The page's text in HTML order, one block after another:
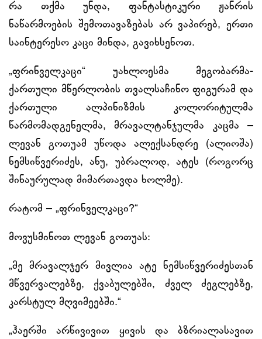
რა თქმა უნდა, ფანტასტიკური ჟანრის
ნაწარმოების შემოთავაზებას არ ვაპირებ, ერთი
საინტერესო კაცი მინდა, გავიხსენოთ.
„ფრინველკაცი“ უახლოესმა მეგობარმა-
ქართული მწერლობის თვალსაჩინო ფიგურამ და
ქართული ალპინიზმის კოლორიტულმა
წარმომადგენელმა, მრავალტანჯულმა კაცმა –
ლევან გოთუამ უწოდა ალექსანდრე (ალიოშა)
ნემსიწვერიძეს, ანუ, უბრალოდ, ატეს (როგორც
შინაურულად მიმართავდა ხოლმე).
რატომ – „ფრინველკაცი?“
მოვუსმინოთ ლევან გოთუას:
„მე მრავალჯერ მივლია ატე ნემსიწვერიძესთან
მწვერვალებზე, ქვაბულებში, ძველ ძეგლებზე,
კარსტულ მღვიმეებში.“
„ჰაერში არწივივით ყივის და ბზრიალასავით